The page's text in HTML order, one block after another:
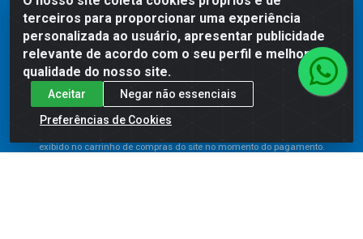
terceiros para proporcionar uma experiência
personalizada ao usuário, apresentar publicidade
relevante de acordo com o seu perfil e melhorar a
qualidade do nosso site.
Aceitar
Negar não essenciais
Preferências de Cookies
Preços, promoções, condições de pagamento e frete são válidos
para compras realizadas exclusivamente pelo site. Caso haja
exibido no carrinho de compras do site no momento do pagamento.